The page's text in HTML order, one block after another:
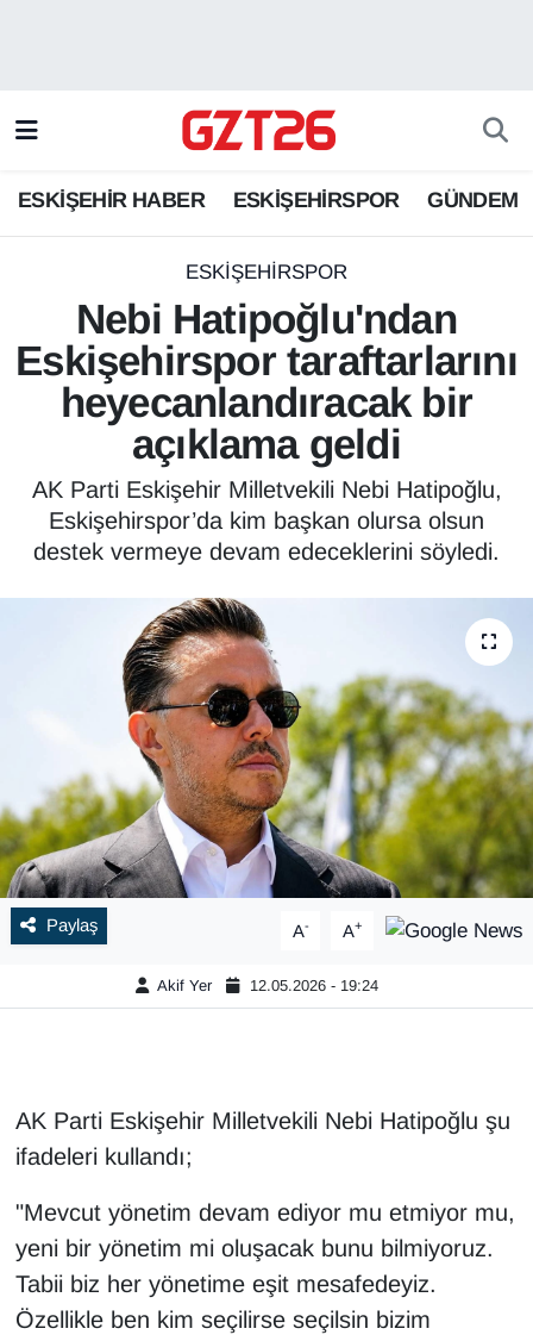
ESKİŞEHİR HABER ESKİŞEHİRSPOR GÜNDEM
ESKİŞEHİRSPOR
Nebi Hatipoğlu'ndan
Eskişehirspor taraftarlarını
heyecanlandıracak bir
açıklama geldi
AK Parti Eskişehir Milletvekili Nebi Hatipoğlu,
Eskişehirspor’da kim başkan olursa olsun
destek vermeye devam edeceklerini söyledi.
Paylaş A- A+
Akif Yer 12.05.2026 - 19:24
AK Parti Eskişehir Milletvekili Nebi Hatipoğlu şu
ifadeleri kullandı;
"Mevcut yönetim devam ediyor mu etmiyor mu,
yeni bir yönetim mi oluşacak bunu bilmiyoruz.
Tabii biz her yönetime eşit mesafedeyiz.
Özellikle ben kim seçilirse seçilsin bizim
ESKİŞEHİRSPOR
GÜNDEM
Odunpazarı Trafik Yoğunluk Haritası
Süper Lig Puan Durumu ve Fikstür
Tüm Manşetler
Son Dakika Haberleri
Haber Arşivi